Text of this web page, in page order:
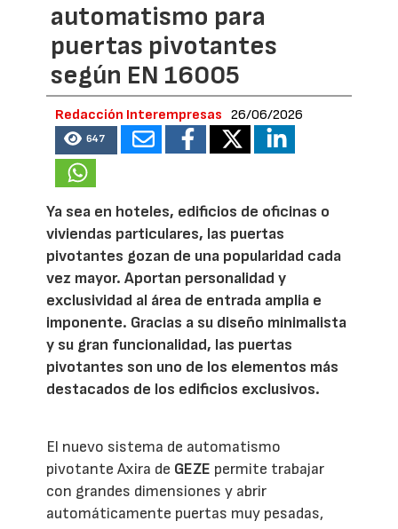
automatismo para
puertas pivotantes
según EN 16005
Redacción Interempresas 26/06/2026
647
Ya sea en hoteles, edificios de oficinas o
viviendas particulares, las puertas
pivotantes gozan de una popularidad cada
vez mayor. Aportan personalidad y
exclusividad al área de entrada amplia e
imponente. Gracias a su diseño minimalista
y su gran funcionalidad, las puertas
pivotantes son uno de los elementos más
destacados de los edificios exclusivos.
El nuevo sistema de automatismo
pivotante Axira de GEZE permite trabajar
con grandes dimensiones y abrir
automáticamente puertas muy pesadas,